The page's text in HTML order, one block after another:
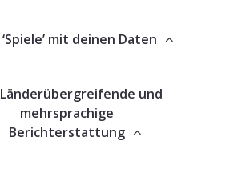
‘Spiele’ mit deinen Daten
Länderübergreifende und
mehrsprachige
Berichterstattung